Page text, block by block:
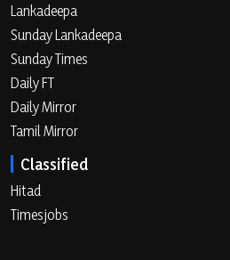
Lankadeepa
Sunday Lankadeepa
Sunday Times
Daily FT
Daily Mirror
Tamil Mirror
Classified
Hitad
Timesjobs